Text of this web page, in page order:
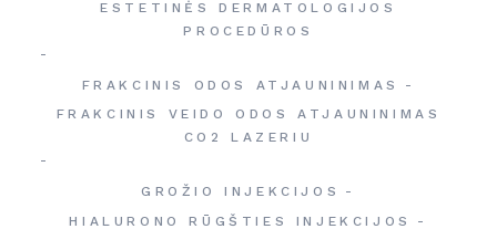
ESTETINĖS DERMATOLOGIJOS
PROCEDŪROS
FRAKCINIS ODOS ATJAUNINIMAS
FRAKCINIS VEIDO ODOS ATJAUNINIMAS
CO2 LAZERIU
GROŽIO INJEKCIJOS
HIALURONO RŪGŠTIES INJEKCIJOS